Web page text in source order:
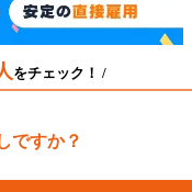
をチェック！ /
ですか？